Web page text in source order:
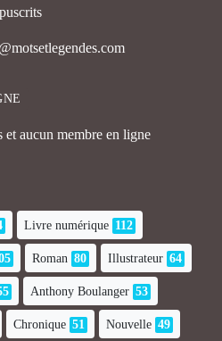
aucun membre en ligne
Livre numérique 112
Roman 80 Illustrateur 64
Anthony Boulanger 53
Chronique 51 Nouvelle 49